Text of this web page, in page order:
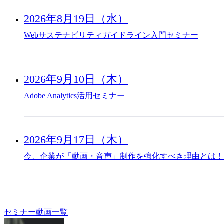
2026年8月19日（水）
Webサステナビリティガイドライン入門セミナー
2026年9月10日（木）
Adobe Analytics活用セミナー
2026年9月17日（木）
今、企業が「動画・音声」制作を強化すべき理由とは
セミナー動画一覧